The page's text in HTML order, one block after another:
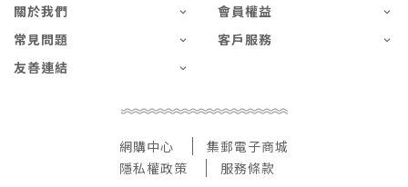
關於我們
會員權益
常見問題
客戶服務
友善連結
網購中心
集郵電子商城
隱私權政策
服務條款